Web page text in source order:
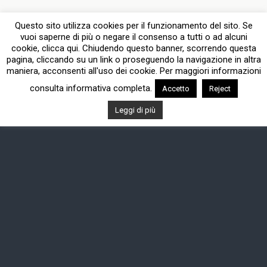
Questo sito utilizza cookies per il funzionamento del sito. Se
vuoi saperne di più o negare il consenso a tutti o ad alcuni
cookie, clicca qui. Chiudendo questo banner, scorrendo questa
pagina, cliccando su un link o proseguendo la navigazione in altra
maniera, acconsenti all'uso dei cookie. Per maggiori informazioni
consulta informativa completa.
Accetto Reject
Leggi di più